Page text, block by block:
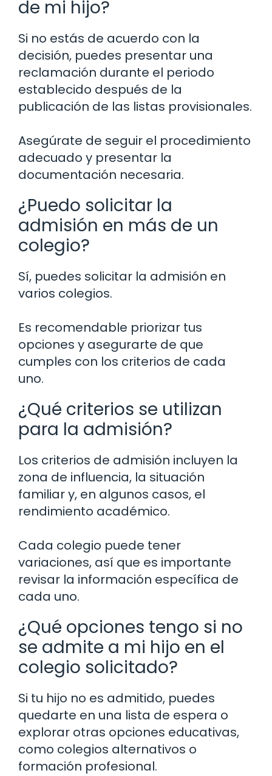
de mi hijo?
Si no estás de acuerdo con la
decisión, puedes presentar una
reclamación durante el periodo
establecido después de la
publicación de las listas provisionales.
Asegúrate de seguir el procedimiento
adecuado y presentar la
documentación necesaria.
¿Puedo solicitar la
admisión en más de un
colegio?
Sí, puedes solicitar la admisión en
varios colegios.
Es recomendable priorizar tus
opciones y asegurarte de que
cumples con los criterios de cada
uno.
¿Qué criterios se utilizan
para la admisión?
Los criterios de admisión incluyen la
zona de influencia, la situación
familiar y, en algunos casos, el
rendimiento académico.
Cada colegio puede tener
variaciones, así que es importante
revisar la información específica de
cada uno.
¿Qué opciones tengo si no
se admite a mi hijo en el
colegio solicitado?
Si tu hijo no es admitido, puedes
quedarte en una lista de espera o
explorar otras opciones educativas,
como colegios alternativos o
formación profesional.